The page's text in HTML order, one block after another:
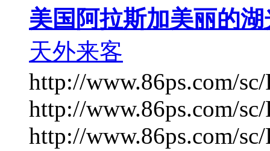
美国阿拉斯加美丽的
天外来客
http://www.86ps.com/
http://www.86ps.com/
http://www.86ps.com/